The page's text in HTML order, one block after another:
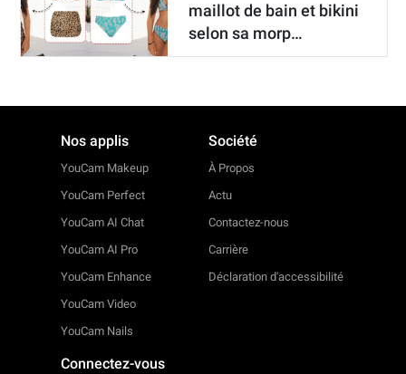
maillot de bain et bikini
selon sa morp…
Nos applis
YouCam Makeup
YouCam Perfect
YouCam AI Chat
YouCam AI Pro
YouCam Enhance
YouCam Video
YouCam Nails
Société
À Propos
Actu
Contactez-nous
Carrière
Déclaration d'accessibilité
Connectez-vous